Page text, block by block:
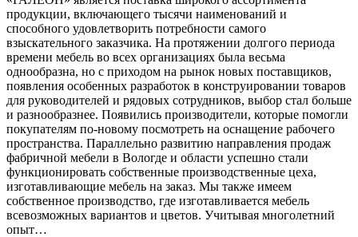
продукции, включающего тысячи наименований и
способного удовлетворить потребности самого
взыскательного заказчика. На протяжении долгого периода
времени мебель во всех организациях была весьма
однообразна, но с приходом на рынок новых поставщиков,
появления особенных разработок в конструировании товаров
для руководителей и рядовых сотрудников, выбор стал больше
и разнообразнее. Появились производители, которые помогли
покупателям по-новому посмотреть на оснащение рабочего
пространства. Параллельно развитию направления продаж
фабричной мебели в Вологде и области успешно стали
функционировать собственные производственные цеха,
изготавливающие мебель на заказ. Мы также имеем
собственное производство, где изготавливается мебель
всевозможных вариантов и цветов. Учитывая многолетний
опыт…